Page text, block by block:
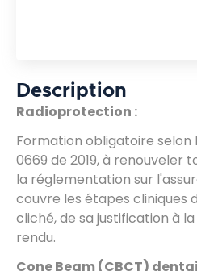
Description
Radioprotection :
Formation obligatoire selon
0669 de 2019, à renouveler
la réglementation sur
couvre les étapes cliniques
cliché, de sa justification à
rendu.
Cone Beam (CBCT)